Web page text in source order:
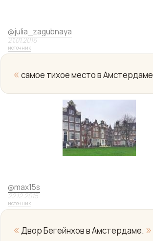
@julia_zagubnaya
21.01.2016
источник
« самое тихое место в Амстердаме
@max15s
22.12.2015
источник
« Двор Бегейнхов в Амстердаме. »